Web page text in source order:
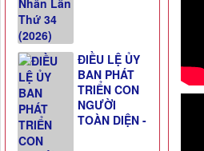
ĐIỀU LỆ ỦY
BAN PHÁT
TRIỂN CON
NGƯỜI
TOÀN DIỆN -